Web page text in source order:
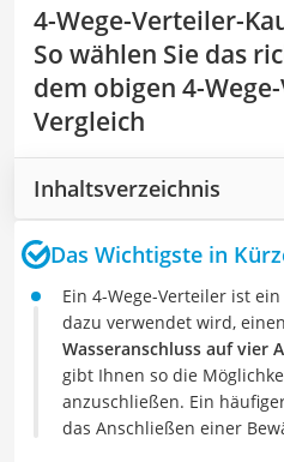
4-Wege-Verteiler-
So wählen Sie das
dem obigen 4-
Vergleich
Inhaltsverzeichnis
Das Wichtigste in
Ein 4-Wege-Verteiler ist
dazu verwendet wird,
Wasseranschluss auf vier
gibt Ihnen so die
anzuschließen. Ein
das Anschließen einer